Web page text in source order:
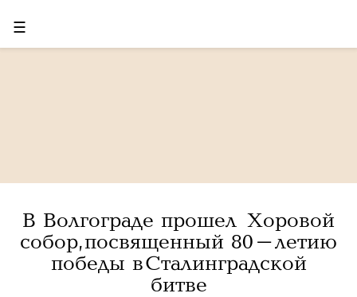
☰
В Волгограде прошел Хоровой
собор, посвященный 80-летию
победы в Сталинградской
битве